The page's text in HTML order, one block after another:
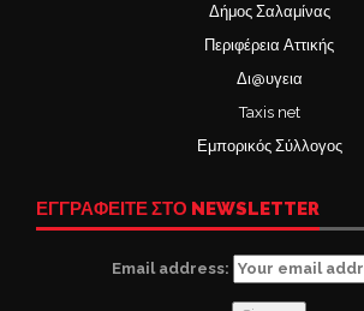
Δήμος Σαλαμίνας
Περιφέρεια Αττικής
Δι@υγεια
Taxis net
Εμπορικός Σύλλογος
ΕΓΓΡΑΦΕΙΤΕ ΣΤΟ NEWSLETTER
Email address: